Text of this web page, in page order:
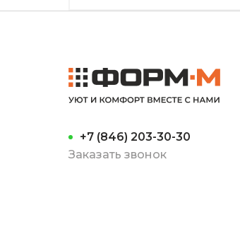
+7 (846) 203-30-30
Заказать звонок